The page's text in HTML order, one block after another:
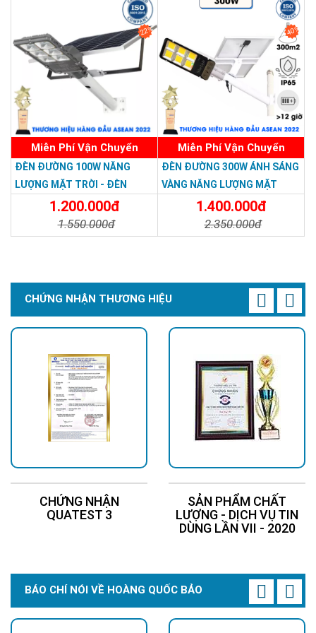
Tấm pin đơn tinh thể 120W có hiệu suất hấp thụ cao hơn poly
khoảng 15–20% khi kết hợp bộ sạc MPPT sẽ giúp tối ưu điện
22%
Miễn Phí Vận Chuyển
ĐÈN ĐƯỜNG 100W NĂNG
LƯỢNG MẶT TRỜI - ĐÈN
ĐƯỜNG NĂNG LƯỢNG MẶT
TRỜI 100W GIÁ RẺ - Solar
Light 100W
1.200.000đ
1.550.000đ
40%
Miễn Phí Vận Chuyển
ĐÈN ĐƯỜNG 300W ÁNH SÁNG
VÀNG NĂNG LƯỢNG MẶT
TRỜI - Solar Light 300W
1.400.000đ
2.350.000đ
CHỨNG NHẬN THƯƠNG HIỆU
CHỨNG NHẬN
QUATEST 3
SẢN PHẨM CHẤT
LƯỢNG - DỊCH VỤ TIN
DÙNG LẦN VII - 2020
BÁO CHÍ NÓI VỀ HOÀNG QUỐC BẢO